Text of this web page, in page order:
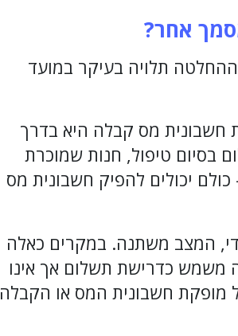
אחר?
תלויה בעיקר במועד
חשבונית מס קבלה היא בדרך
בסיום טיפול, חנות שמוכרת
יכולים להפיק חשבונית מס
המצב משתנה. במקרים כאלה
משמש כדרישת תשלום אך אינו
מופקת חשבונית המס או הקבלה